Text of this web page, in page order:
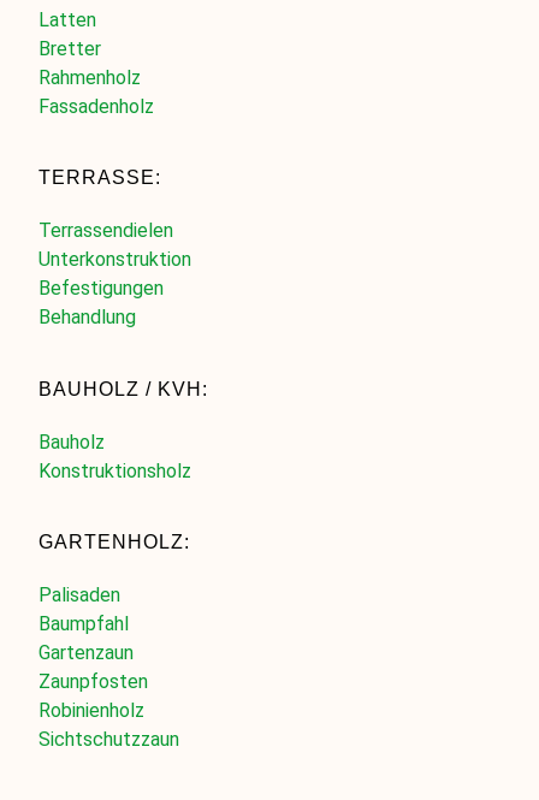
Latten
Bretter
Rahmenholz
Fassadenholz
TERRASSE:
Terrassendielen
Unterkonstruktion
Befestigungen
Behandlung
BAUHOLZ / KVH:
Bauholz
Konstruktionsholz
GARTENHOLZ:
Palisaden
Baumpfahl
Gartenzaun
Zaunpfosten
Robinienholz
Sichtschutzzaun